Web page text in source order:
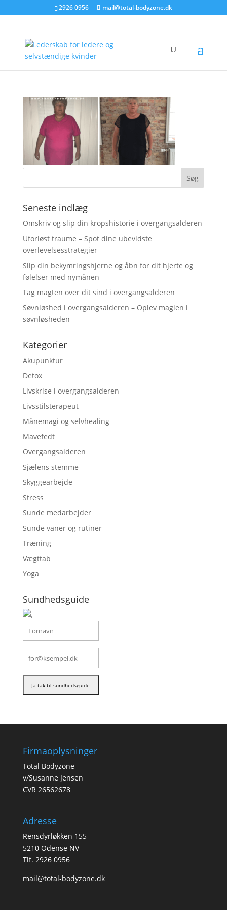
2926 0956 mail@total-bodyzone.dk
Seneste indlæg
Omskriv og slip din kropshistorie i overgangsalderen
Uforløst traume – Spot dine ubevidste
overlevelsesstrategier
Slip din bekymringshjerne og åbn for dit hjerte og
følelser med nymånen
Tag magten over dit sind i overgangsalderen
Søvnløshed i overgangsalderen – Oplev magien i
søvnløsheden
Kategorier
Akupunktur
Detox
Livskrise i overgangsalderen
Livsstilsterapeut
Månemagi og selvhealing
Mavefedt
Overgangsalderen
Sjælens stemme
Skyggearbejde
Stress
Sunde medarbejder
Sunde vaner og rutiner
Træning
Vægttab
Yoga
Sundhedsguide
Firmaoplysninger
Total Bodyzone
v/Susanne Jensen
CVR 26562678
Adresse
Rensdyrløkken 155
5210 Odense NV
Tlf. 2926 0956
mail@total-bodyzone.dk